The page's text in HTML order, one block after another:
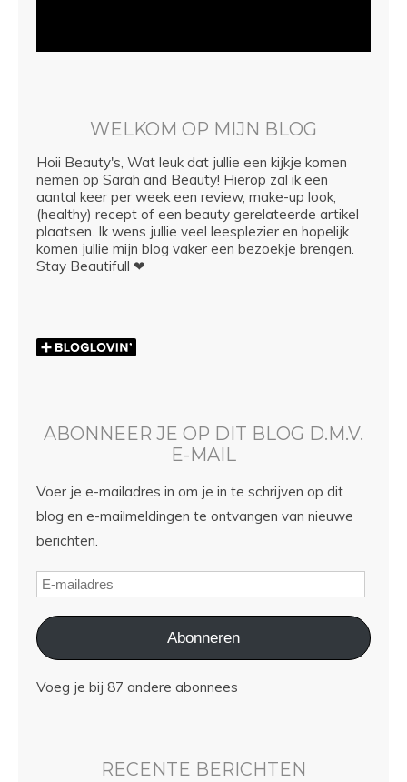
WELKOM OP MIJN BLOG
Hoii Beauty's, Wat leuk dat jullie een kijkje komen
nemen op Sarah and Beauty! Hierop zal ik een
aantal keer per week een review, make-up look,
(healthy) recept of een beauty gerelateerde artikel
plaatsen. Ik wens jullie veel leesplezier en hopelijk
komen jullie mijn blog vaker een bezoekje brengen.
Stay Beautifull ❤
ABONNEER JE OP DIT BLOG D.M.V.
E-MAIL
Voer je e-mailadres in om je in te schrijven op dit
blog en e-mailmeldingen te ontvangen van nieuwe
berichten.
Abonneren
Voeg je bij 87 andere abonnees
RECENTE BERICHTEN